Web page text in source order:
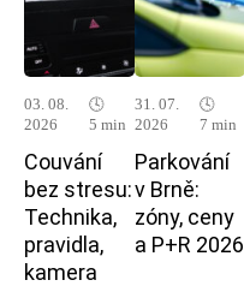
03. 08.
2026
🕓
5 min
Couvání
bez stresu:
Technika,
pravidla,
kamera
31. 07.
2026
🕓
7 min
Parkování
v Brně:
zóny, ceny
a P+R 2026